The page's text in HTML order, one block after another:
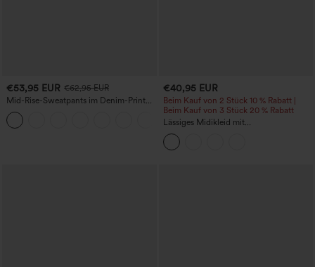
€53,95 EUR €62,95 EUR
Mid-Rise-Sweatpants im Denim-Print
aus French Terry, lässig, mit Taschen
€40,95 EUR
Beim Kauf von 2 Stück 10 % Rabatt |
Beim Kauf von 3 Stück 20 % Rabatt
Lässiges Midikleid mit
Rundhalsausschnitt, integriertem BH,
ärmellos und Rüschensaum